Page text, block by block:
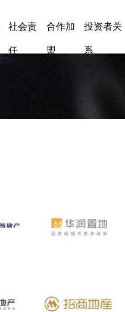
社会责
任
合作加
盟
投资者关
系